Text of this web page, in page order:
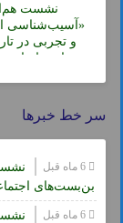
نشست
«آسیب‌شناسی
و تجربی در
معاصر ایران»
سر خط خبرها
بن‌بست‌های